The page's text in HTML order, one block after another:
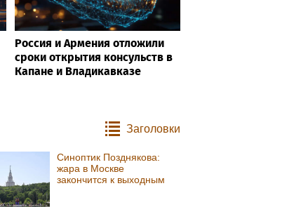
Россия и Армения отложили
сроки открытия консульств в
Капане и Владикавказе
Заголовки
Синоптик Позднякова:
жара в Москве
закончится к выходным